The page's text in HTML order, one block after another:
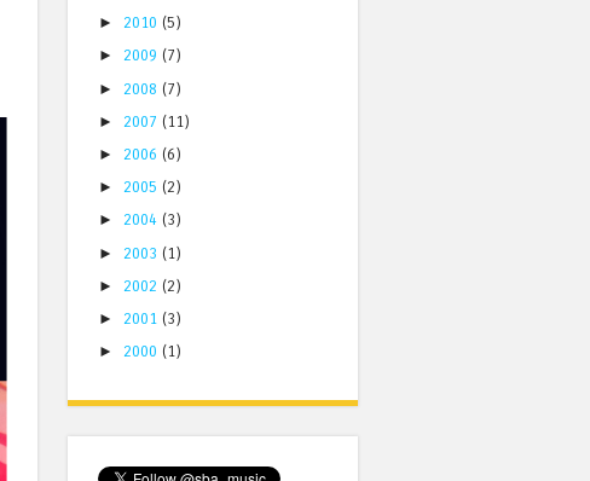
► 2010 (5)
► 2009 (7)
► 2008 (7)
► 2007 (11)
► 2006 (6)
► 2005 (2)
► 2004 (3)
► 2003 (1)
► 2002 (2)
► 2001 (3)
► 2000 (1)